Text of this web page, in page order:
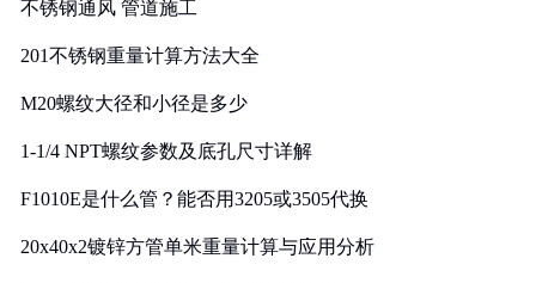
不锈钢通风 管道施工
201不锈钢重量计算方法大全
M20螺纹大径和小径是多少
1-1/4 NPT螺纹参数及底孔尺寸详解
F1010E是什么管？能否用3205或3505代换
20x40x2镀锌方管单米重量计算与应用分析